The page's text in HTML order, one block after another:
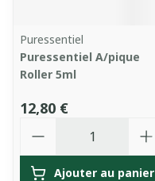
Puressentiel
Puressentiel A/pique
Roller 5ml
12,80 €
Ajouter au panier